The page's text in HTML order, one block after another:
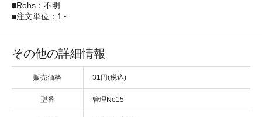
■Rohs：不明
■注文単位：1～
その他の詳細情報
販売価格 31円(税込)
型番 管理No15